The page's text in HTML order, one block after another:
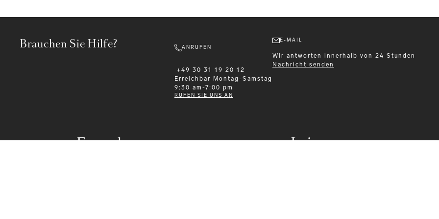
Formalwear Leisurewear
Brauchen Sie Hilfe? ANRUFEN
+49 30 31 19 20 12
Erreichbar
Montag-Samstag
9:30 am-7:00 pm
RUFEN SIE UNS AN
E-MAIL
Wir antworten innerhalb von 24 Stunden
Nachricht senden